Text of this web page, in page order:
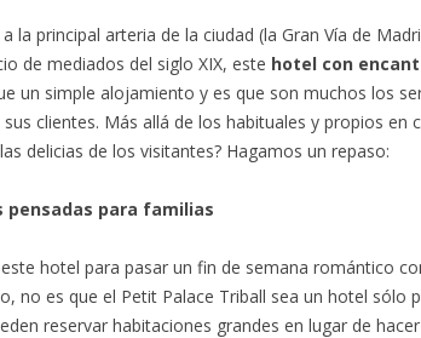
la principal arteria de la ciudad (la Gran Vía de
de mediados del siglo XIX, este hotel con
un simple alojamiento y es que son muchos los
clientes. Más allá de los habituales y propios en
delicias de los visitantes? Hagamos un repaso:
pensadas para familias
hotel para pasar un fin de semana romántico
no es que el Petit Palace Triball sea un hotel sólo
reservar habitaciones grandes en lugar de